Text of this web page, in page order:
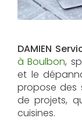
DAMIEN
à Boulbon,
et le
propose des
de projets,
cuisines.